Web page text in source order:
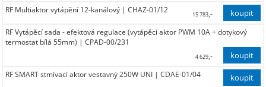
2 272,00
RF Multiaktor vytápění 12-kanálový | CHAZ-01/12 15 783,-
13 044,00
RF Vytápěcí sada - efektová regulace (vytápěcí aktor PWM 10A + dotykový
termostat bílá 55mm) | CPAD-00/231
4 629,-
3 826,00
RF SMART stmívací aktor vestavný 250W UNI | CDAE-01/04